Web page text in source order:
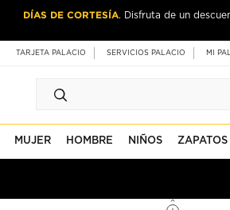
DÍAS DE CORTESÍA. Disfruta de un
TARJETA PALACIO SERVICIOS PALACIO MI
MUJER HOMBRE NIÑOS ZAPATOS